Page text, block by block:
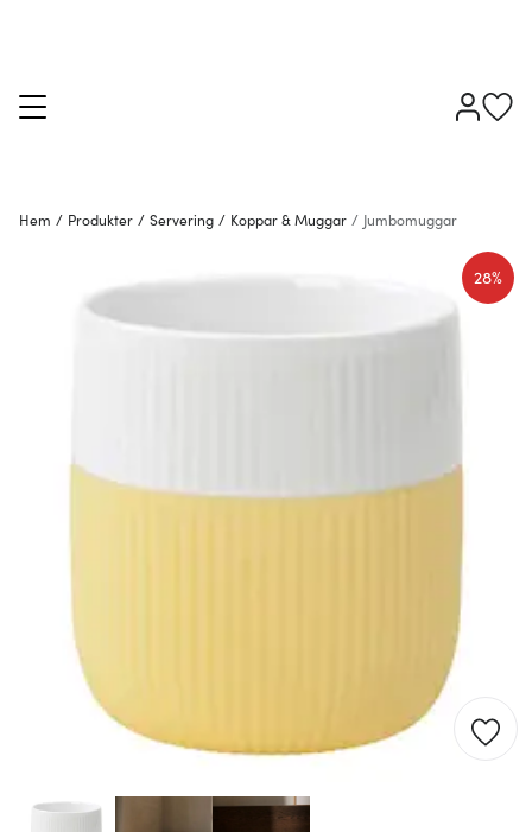
Hem / Produkter / Servering / Koppar & Muggar / Jumbomuggar
28%